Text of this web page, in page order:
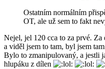
Ostatním normálním
OT, ale už sem to fakt
Nejel, jel 120 cca to za prvé. Za
a viděl jsem to tam, byl jsem
Bylo to zmanipulovaný, a jestli
hlupáku z dílen